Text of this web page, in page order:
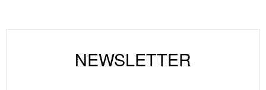
NEWSLETTER